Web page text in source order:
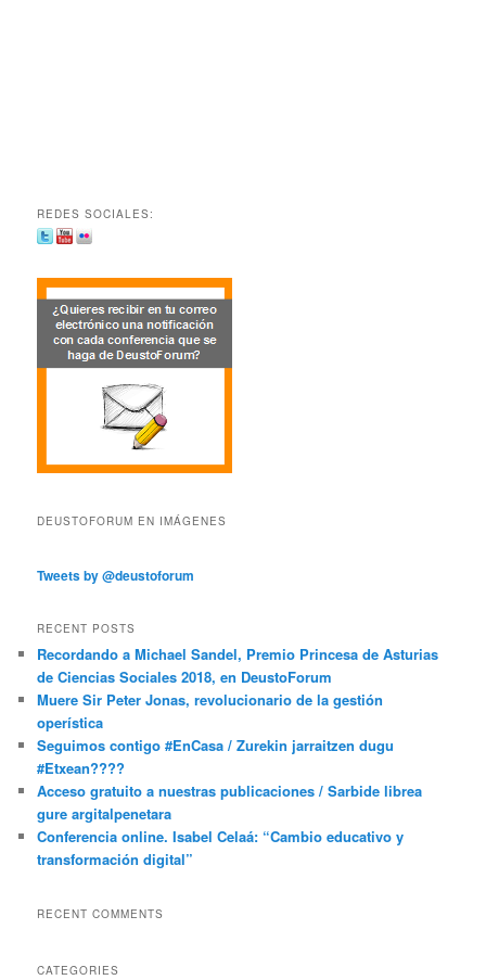
REDES SOCIALES:
DEUSTOFORUM EN IMÁGENES
Tweets by @deustoforum
RECENT POSTS
Recordando a Michael Sandel, Premio Princesa de Asturias
de Ciencias Sociales 2018, en DeustoForum
Muere Sir Peter Jonas, revolucionario de la gestión
operística
Seguimos contigo #EnCasa / Zurekin jarraitzen dugu
#Etxean????
Acceso gratuito a nuestras publicaciones / Sarbide librea
gure argitalpenetara
Conferencia online. Isabel Celaá: “Cambio educativo y
transformación digital”
RECENT COMMENTS
CATEGORIES